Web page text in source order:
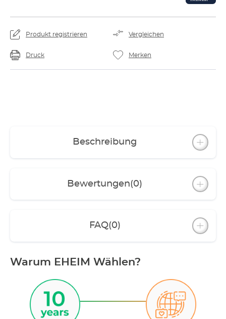
Produkt registrieren Vergleichen
Druck Merken
Beschreibung
Bewertungen(0)
FAQ(0)
Warum EHEIM Wählen?